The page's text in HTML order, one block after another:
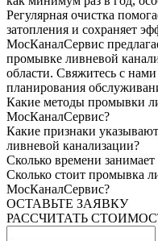
Регулярная очистка
затопления и сохраняет
МосКаналСервис
промывке ливневой
области. Свяжитесь с
планирования
Какие методы промывки
МосКаналСервис?
Какие признаки
ливневой канализации?
Сколько времени
Сколько стоит промывка
МосКаналСервис?
ОСТАВЬТЕ ЗАЯВКУ
РАССЧИТАТЬ